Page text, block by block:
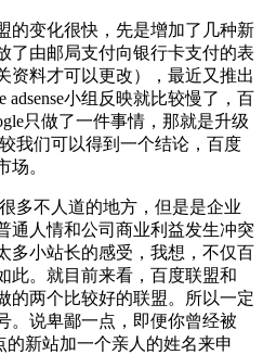
的变化很快，先是增加了几种新
了由邮局支付向银行卡支付的表
资料才可以更改），最近又推出
adsense小组反映就比较慢了，百
只做了一件事情，那就是升级
我们可以得到一个结论，百度
场。
多不人道的地方，但是是企业
通人情和公司商业利益发生冲突
多小站长的感受，我想，不仅百
此。就目前来看，百度联盟和
的两个比较好的联盟。所以一定
。说卑鄙一点，即便你曾经被
新站加一个亲人的姓名来申